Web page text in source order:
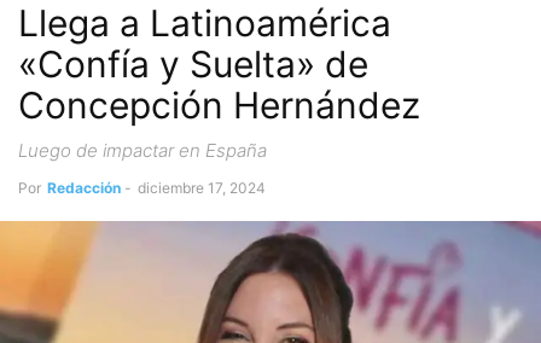
Llega a Latinoamérica
«Confía y Suelta» de
Concepción Hernández
Luego de impactar en España
Por Redacción - diciembre 17, 2024